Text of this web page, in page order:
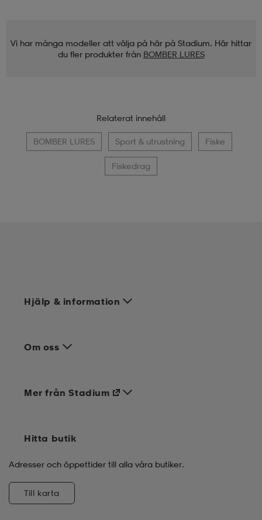
Vi har många modeller att välja på här på Stadium. Här hittar
du fler produkter från BOMBER LURES
Relaterat innehåll
BOMBER LURES Sport & utrustning Fiske
Fiskedrag
Hjälp & information
Om oss
Mer från Stadium
Hitta butik
Adresser och öppettider till alla våra butiker.
Till karta